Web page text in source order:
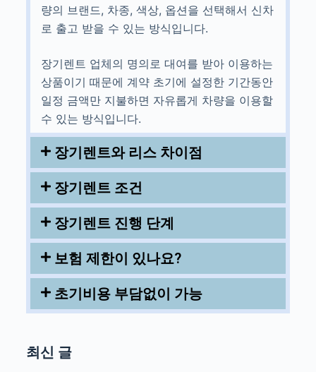
량의 브랜드, 차종, 색상, 옵션을 선택해서 신차
로 출고 받을 수 있는 방식입니다.
장기렌트 업체의 명의로 대여를 받아 이용하는
상품이기 때문에 계약 초기에 설정한 기간동안
일정 금액만 지불하면 자유롭게 차량을 이용할
수 있는 방식입니다.
장기렌트와 리스 차이점
장기렌트 조건
장기렌트 진행 단계
보험 제한이 있나요?
초기비용 부담없이 가능
최신 글